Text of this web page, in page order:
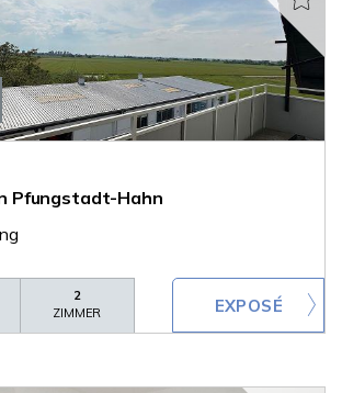
Pfungstadt-Hahn
2
ZIMMER